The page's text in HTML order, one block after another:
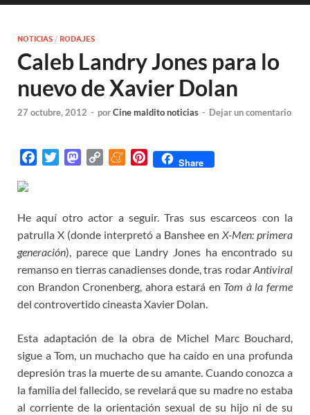
NOTICIAS / RODAJES
Caleb Landry Jones para lo
nuevo de Xavier Dolan
27 octubre, 2012 - porCine maldito noticias - Dejar un comentario
b
o
o
k
t
e
r
M
o
d
o
n
L
i
n
k
M
a
m
e
P
e
r
e
s
t
Share
He aquí otro actor a seguir. Tras sus escarceos con la
patrulla X (donde interpretó a Banshee en X-Men: primera
generación), parece que Landry Jones ha encontrado su
remanso en tierras canadienses donde, tras rodarAntiviral
con Brandon Cronenberg, ahora estará en Tom à la ferme
del controvertido cineasta Xavier Dolan.
Esta adaptación de la obra de Michel Marc Bouchard,
sigue a Tom, un muchacho que ha caído en una profunda
depresión tras la muerte de su amante. Cuando conozca a
la familia del fallecido, se revelará que su madre no estaba
al corriente de la orientación sexual de su hijo ni de su